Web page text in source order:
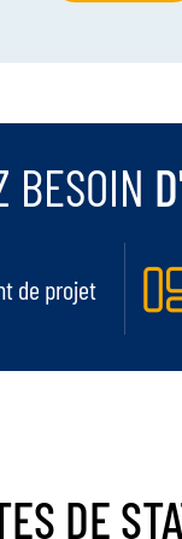
BESOIN
de projet
DE